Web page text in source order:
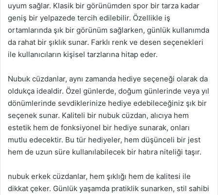
uyum sağlar. Klasik bir görünümden spor bir tarza kadar
geniş bir yelpazede tercih edilebilir. Özellikle iş
ortamlarında şık bir görünüm sağlarken, günlük kullanımda
da rahat bir şıklık sunar. Farklı renk ve desen seçenekleri
ile kullanıcıların kişisel tarzlarına hitap eder.
Nubuk cüzdanlar, aynı zamanda hediye seçeneği olarak da
oldukça idealdir. Özel günlerde, doğum günlerinde veya yıl
dönümlerinde sevdiklerinize hediye edebileceğiniz şık bir
seçenek sunar. Kaliteli bir nubuk cüzdan, alıcıya hem
estetik hem de fonksiyonel bir hediye sunarak, onları
mutlu edecektir. Bu tür hediyeler, hem düşünceli bir jest
hem de uzun süre kullanılabilecek bir hatıra niteliği taşır.
nubuk erkek cüzdanlar, hem şıklığı hem de kalitesi ile
dikkat çeker. Günlük yaşamda pratiklik sunarken, stil sahibi